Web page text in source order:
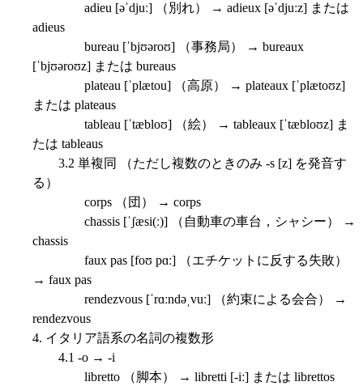
adieu [əˈdjuː] （別れ） → adieux [əˈdjuːz] または
adieus
bureau [ˈbjʊəroʊ] （事務局） → bureaux
[ˈbjʊəroʊz] または bureaus
plateau [ˈplætou] （高原） → plateaux [ˈplætoʊz]
または plateaus
tableau [ˈtæbloʊ] （絵） → tableaux [ˈtæbloʊz] ま
たは tableaus
3.2 単複同 （ただし複数のときのみ -s [z] を発音す
る）
corps （団） → corps
chassis [ˈʃæsi(ː)] （自動車の車台，シャシー） →
chassis
faux pas [foʊ pɑː] （エチケットに反する失敗）
→ faux pas
rendezvous [ˈrɑːndəˌvuː] （約束による会合） →
rendezvous
4. イタリア語系の名詞の複数形
4.1 -o → -i
libretto （脚本） → libretti [-iː] または librettos